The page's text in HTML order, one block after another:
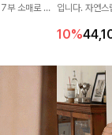
부 소매로 편
입니다. 자연스
10%